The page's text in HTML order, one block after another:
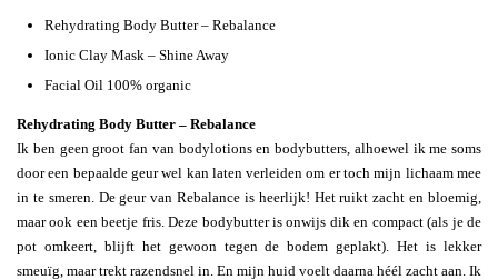
Rehydrating Body Butter – Rebalance
Ionic Clay Mask – Shine Away
Facial Oil 100% organic
Rehydrating Body Butter – Rebalance
Ik ben geen groot fan van bodylotions en bodybutters, alhoewel ik me soms
door een bepaalde geur wel kan laten verleiden om er toch mijn lichaam mee
in te smeren. De geur van Rebalance is heerlijk! Het ruikt zacht en bloemig,
maar ook een beetje fris. Deze bodybutter is onwijs dik en compact (als je de
pot omkeert, blijft het gewoon tegen de bodem geplakt). Het is lekker
smeuïg, maar trekt razendsnel in. En mijn huid voelt daarna héél zacht aan. Ik